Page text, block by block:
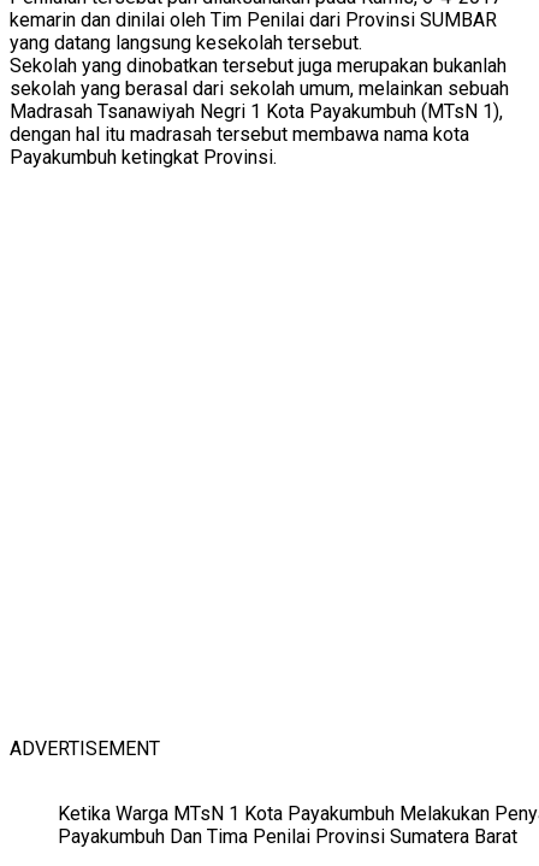
kemarin dan dinilai oleh Tim Penilai dari Provinsi SUMBAR
yang datang langsung kesekolah tersebut.
Sekolah yang dinobatkan tersebut juga merupakan bukanlah
sekolah yang berasal dari sekolah umum, melainkan sebuah
Madrasah Tsanawiyah Negri 1 Kota Payakumbuh (MTsN 1),
dengan hal itu madrasah tersebut membawa nama kota
Payakumbuh ketingkat Provinsi.
ADVERTISEMENT
Ketika Warga MTsN 1 Kota Payakumbuh Melakukan
Payakumbuh Dan Tima Penilai Provinsi Sumatera Barat